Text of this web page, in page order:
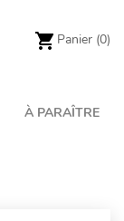
Panier (0)
À PARAÎTRE